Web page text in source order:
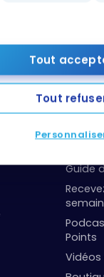
Tout
Tout
Boîte
points
Guide
Points